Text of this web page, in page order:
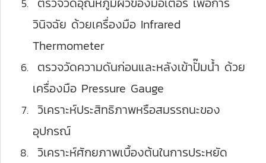
วินิจฉัย ด้วยเครื่องมือ Infrared
Thermometer
ตรวจวัดความดันก่อนและหลังเข้าปั๊มน้ำ ด้วย
เครื่องมือ Pressure Gauge
วิเคราะห์ประสิทธิภาพหรือสมรรถนะของ
อุปกรณ์
วิเคราะห์ศักยภาพเบื้องต้นในการประหยัด